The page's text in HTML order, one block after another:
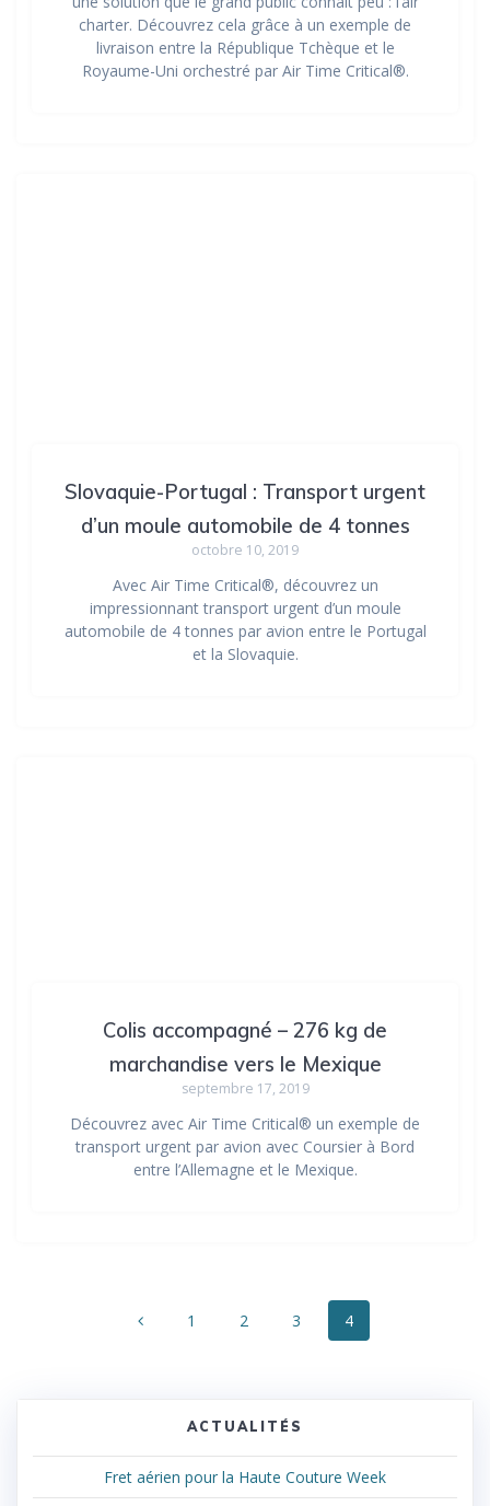
charter. Découvrez cela grâce à un exemple de
livraison entre la République Tchèque et le
Royaume-Uni orchestré par Air Time Critical®.
Slovaquie-Portugal : Transport urgent
d’un moule automobile de 4 tonnes
octobre 10, 2019
Avec Air Time Critical®, découvrez un
impressionnant transport urgent d’un moule
automobile de 4 tonnes par avion entre le Portugal
et la Slovaquie.
Colis accompagné – 276 kg de
marchandise vers le Mexique
septembre 17, 2019
Découvrez avec Air Time Critical® un exemple de
transport urgent par avion avec Coursier à Bord
entre l’Allemagne et le Mexique.
articles
Page
1 Page
2 Page
3 Page
4
ACTUALITÉS
Fret aérien pour la Haute Couture Week